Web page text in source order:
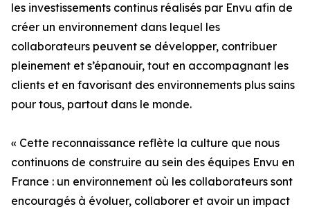
les investissements continus réalisés par Envu afin de
créer un environnement dans lequel les
collaborateurs peuvent se développer, contribuer
pleinement et s’épanouir, tout en accompagnant les
clients et en favorisant des environnements plus sains
pour tous, partout dans le monde.
« Cette reconnaissance reflète la culture que nous
continuons de construire au sein des équipes Envu en
France : un environnement où les collaborateurs sont
encouragés à évoluer, collaborer et avoir un impact